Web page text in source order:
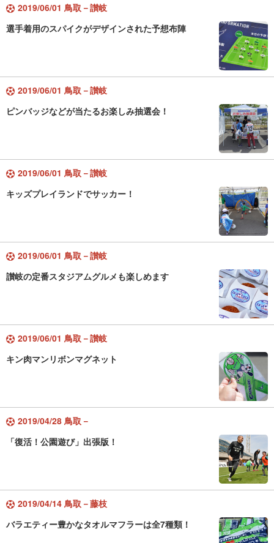
2019/06/01 鳥取－讃岐
選手着用のスパイクがデザインされた予想布陣
2019/06/01 鳥取－讃岐
ピンバッジなどが当たるお楽しみ抽選会！
2019/06/01 鳥取－讃岐
キッズプレイランドでサッカー！
2019/06/01 鳥取－讃岐
讃岐の定番スタジアムグルメも楽しめます
2019/06/01 鳥取－讃岐
キン肉マンリボンマグネット
2019/04/28 鳥取－
「復活！公園遊び」出張版！
2019/04/14 鳥取－藤枝
バラエティー豊かなタオルマフラーは全7種類！